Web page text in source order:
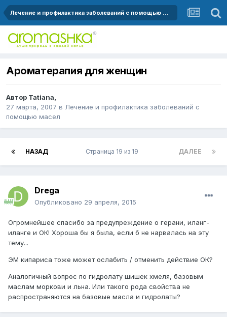
Лечение и профилактика заболеваний с помощью масел
Ароматерапия для женщин
Автор Tatiana,
27 марта, 2007 в Лечение и профилактика заболеваний с
помощью масел
НАЗАД ДАЛЕЕ
Страница 19 из 19
Drega
Опубликовано 29 апреля, 2015
Огромнейшее спасибо за предупреждение о герани, иланг-
иланге и ОК! Хороша бы я была, если б не нарвалась на эту
тему...
ЭМ кипариса тоже может ослабить / отменить действие ОК?
Аналогичный вопрос по гидролату шишек хмеля, базовым
маслам моркови и льна. Или такого рода свойства не
распространяются на базовые масла и гидролаты?